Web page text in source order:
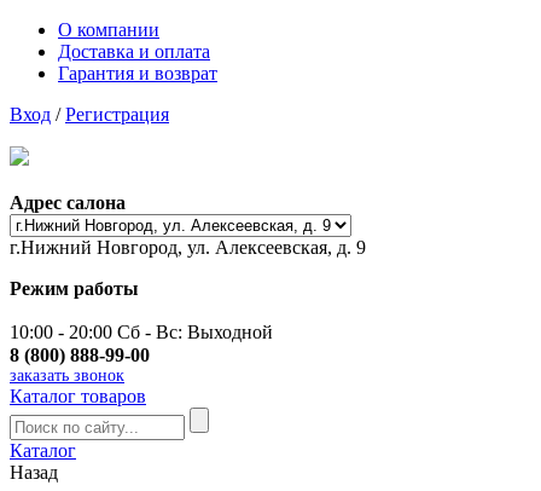
О компании
Доставка и оплата
Гарантия и возврат
Вход /Регистрация
Адрес салона
г.Нижний Новгород, ул. Алексеевская, д. 9
Режим работы
10:00 - 20:00 Сб - Вс: Выходной
8 (800) 888-99-00
заказать звонок
Каталог товаров
Каталог
Назад